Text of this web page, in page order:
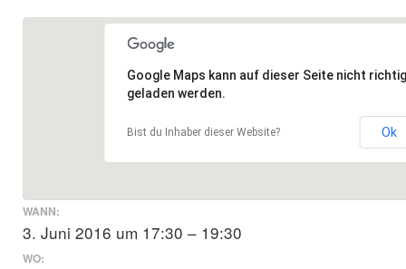
Google Maps kann auf dieser Seite nicht richtig
geladen werden.
Bist du Inhaber dieser Website? Ok
WANN:
3. Juni 2016 um 17:30 – 19:30
WO: